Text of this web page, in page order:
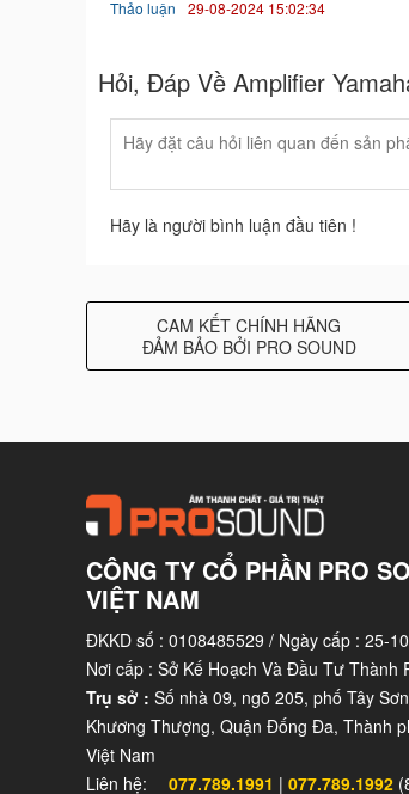
Pro Sound - Trung Tâm Trải
Thảo luận 29-08-2024 15:02:34
Hỏi, Đáp Về Amplifier
Hãy là người bình luận đầu tiên !
CAM KẾT CHÍNH HÃNG
ĐẢM BẢO BỞI PRO SOUND
CÔNG TY CỔ PHẦN PRO
VIỆT NAM
ĐKKD số : 0108485529 / Ngày cấp : 25-
Nơi cấp : Sở Kế Hoạch Và Đầu Tư Thành
Trụ sở : Số nhà 09, ngõ 205, phố Tây
Khương Thượng, Quận Đống Đa, Thành
Việt Nam
Liên hệ:
077.789.1991 | 077.789.1992